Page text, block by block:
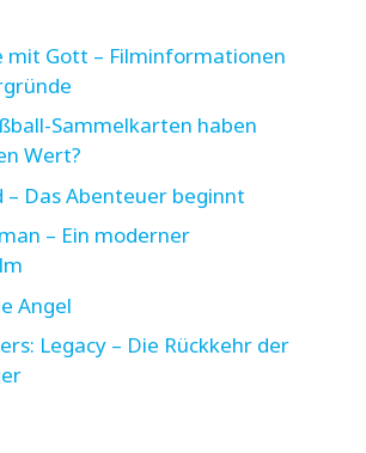
mit Gott – Filminformationen
Sammelkarten haben
Wert?
– Das Abenteuer beginnt
– Ein moderner
Angel
Legacy – Die Rückkehr der